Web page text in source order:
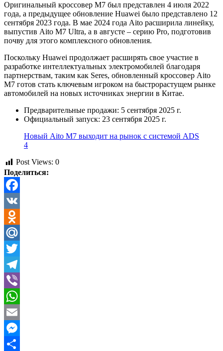
Оригинальный кроссовер M7 был представлен 4 июля 2022
года, а предыдущее обновление Huawei было представлено 12
сентября 2023 года. В мае 2024 года Aito расширила линейку,
выпустив Aito M7 Ultra, а в августе – серию Pro, подготовив
почву для этого комплексного обновления.
Поскольку Huawei продолжает расширять свое участие в
разработке интеллектуальных электромобилей благодаря
партнерствам, таким как Seres, обновленный кроссовер Aito
M7 готов стать ключевым игроком на быстрорастущем рынке
автомобилей на новых источниках энергии в Китае.
Предварительные продажи: 5 сентября 2025 г.
Официальный запуск: 23 сентября 2025 г.
Новый Aito M7 выходит на рынок с системой ADS
4
Post Views: 0
Поделиться:
Facebook
VK
Odnoklassniki
Mail.Ru
Twitter
Telegram
Viber
WhatsApp
Email
Messenger